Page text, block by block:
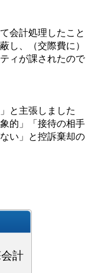
会計処理したこと
し、（交際費に）
ィが課されたので
と主張しました
的」「接待の相手
い」と控訴棄却の
計